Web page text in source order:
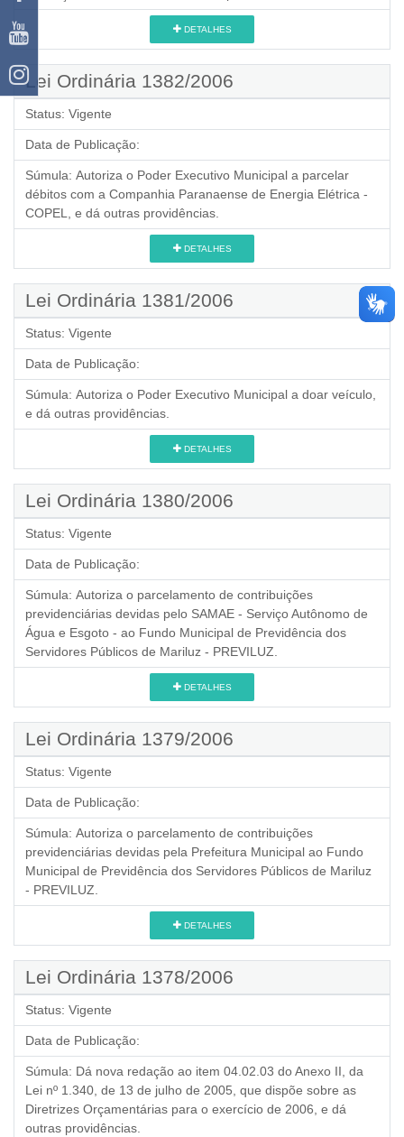
DETALHES
Lei Ordinária 1382/2006
Status: Vigente
Data de Publicação:
Súmula: Autoriza o Poder Executivo Municipal a parcelar
débitos com a Companhia Paranaense de Energia Elétrica -
COPEL, e dá outras providências.
DETALHES
Lei Ordinária 1381/2006
Status: Vigente
Data de Publicação:
Súmula: Autoriza o Poder Executivo Municipal a doar veículo,
e dá outras providências.
DETALHES
Lei Ordinária 1380/2006
Status: Vigente
Data de Publicação:
Súmula: Autoriza o parcelamento de contribuições
previdenciárias devidas pelo SAMAE - Serviço Autônomo de
Água e Esgoto - ao Fundo Municipal de Previdência dos
Servidores Públicos de Mariluz - PREVILUZ.
DETALHES
Lei Ordinária 1379/2006
Status: Vigente
Data de Publicação:
Súmula: Autoriza o parcelamento de contribuições
previdenciárias devidas pela Prefeitura Municipal ao Fundo
Municipal de Previdência dos Servidores Públicos de Mariluz
- PREVILUZ.
DETALHES
Lei Ordinária 1378/2006
Status: Vigente
Data de Publicação:
Súmula: Dá nova redação ao item 04.02.03 do Anexo II, da
Lei nº 1.340, de 13 de julho de 2005, que dispõe sobre as
Diretrizes Orçamentárias para o exercício de 2006, e dá
outras providências.